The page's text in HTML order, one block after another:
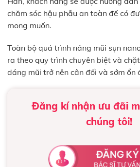
chăm sóc hậu phẫu an toàn để có
mong muốn.
Toàn bộ quá trình nâng mũi sụn
ra theo quy trình chuyên biệt và
dáng mũi trở nên cân đối và sớm ổn
Đăng kí nhận ưu đãi
chúng tôi!